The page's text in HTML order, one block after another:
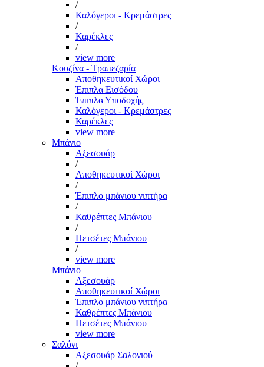
/
Καλόγεροι - Κρεμάστρες
/
Καρέκλες
/
view more
Κουζίνα - Τραπεζαρία
Αποθηκευτικοί Χώροι
Έπιπλα Εισόδου
Έπιπλα Υποδοχής
Καλόγεροι - Κρεμάστρες
Καρέκλες
view more
Μπάνιο
Αξεσουάρ
/
Αποθηκευτικοί Χώροι
/
Έπιπλο μπάνιου νιπτήρα
/
Καθρέπτες Μπάνιου
/
Πετσέτες Μπάνιου
/
view more
Μπάνιο
Αξεσουάρ
Αποθηκευτικοί Χώροι
Έπιπλο μπάνιου νιπτήρα
Καθρέπτες Μπάνιου
Πετσέτες Μπάνιου
view more
Σαλόνι
Αξεσουάρ Σαλονιού